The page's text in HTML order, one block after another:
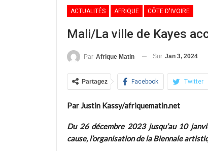
ACTUALITÉS AFRIQUE CÔTE D'IVOIRE
Mali/La ville de Kayes
Par Afrique Matin Sur Jan 3, 2024
Partagez Facebook Twitter
Par Justin Kassy/afriquematin.net
Du 26 décembre 2023 jusqu’au 10
cause, l’organisation de la Biennale